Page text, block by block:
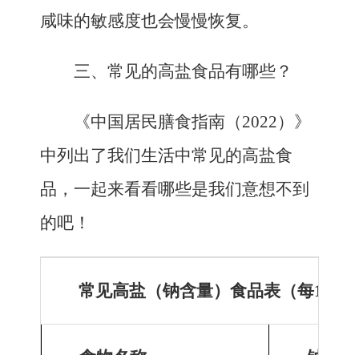
咸味的敏感度也会慢慢恢复。
三、常见的高盐食品有哪些？
《中国居民膳食指南（2022）》
中列出了我们生活中常见的高盐食
品，一起来看看哪些是我们意想不到
的吧！
常见高盐（钠含量）食品表（每100g